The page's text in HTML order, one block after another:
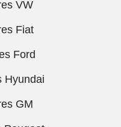
VW
Fiat
Ford
Hyundai
GM